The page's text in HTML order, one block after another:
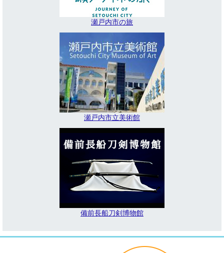
瀬戸内市の旅
瀬戸内市立美術館
備前長船刀剣博物館